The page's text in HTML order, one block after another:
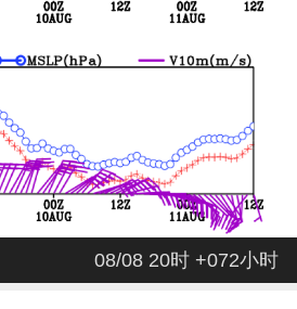
08/08 20时 +072小时